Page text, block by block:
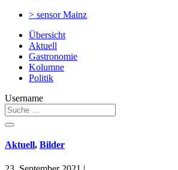
> sensorMainz
Übersicht
Aktuell
Gastronomie
Kolumne
Politik
Username
Aktuell, Bilder